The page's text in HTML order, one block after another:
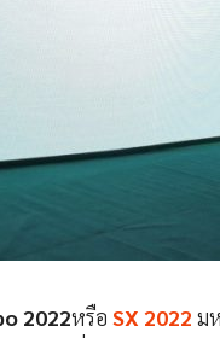
2022หรือ SX 2022 ม